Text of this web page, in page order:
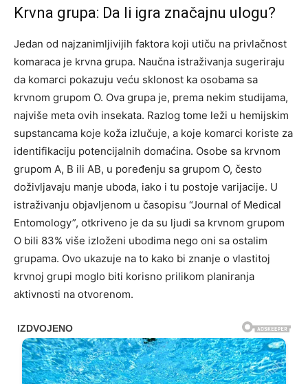
Krvna grupa: Da li igra značajnu ulogu?
Jedan od najzanimljivijih faktora koji utiču na privlačnost
komaraca je krvna grupa. Naučna istraživanja sugeriraju
da komarci pokazuju veću sklonost ka osobama sa
krvnom grupom O. Ova grupa je, prema nekim studijama,
najviše meta ovih insekata. Razlog tome leži u hemijskim
supstancama koje koža izlučuje, a koje komarci koriste za
identifikaciju potencijalnih domaćina. Osobe sa krvnom
grupom A, B ili AB, u poređenju sa grupom O, često
doživljavaju manje uboda, iako i tu postoje varijacije. U
istraživanju objavljenom u časopisu “Journal of Medical
Entomology”, otkriveno je da su ljudi sa krvnom grupom
O bili 83% više izloženi ubodima nego oni sa ostalim
grupama. Ovo ukazuje na to kako bi znanje o vlastitoj
krvnoj grupi moglo biti korisno prilikom planiranja
aktivnosti na otvorenom.